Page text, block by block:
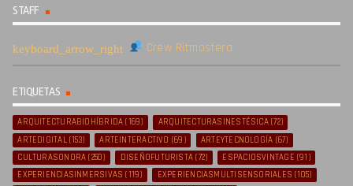
STAFF
Crew Ritmosfera
ETIQUETAS
ARQUITECTURABIOHÍBRIDA (169) ARQUITECTURASINESTÉSICA(72)
ARTEDIGITAL(153) ARTEINTERACTIVO (69) ARTEYTECNOLOGÍA (67)
CULTURASONORA (250) DISEÑOFUTURISTA (72) ESPACIOSVINTAGE (91)
EXPERIENCIASINMERSIVAS (119) EXPERIENCIASMULTISENSORIALES (105)